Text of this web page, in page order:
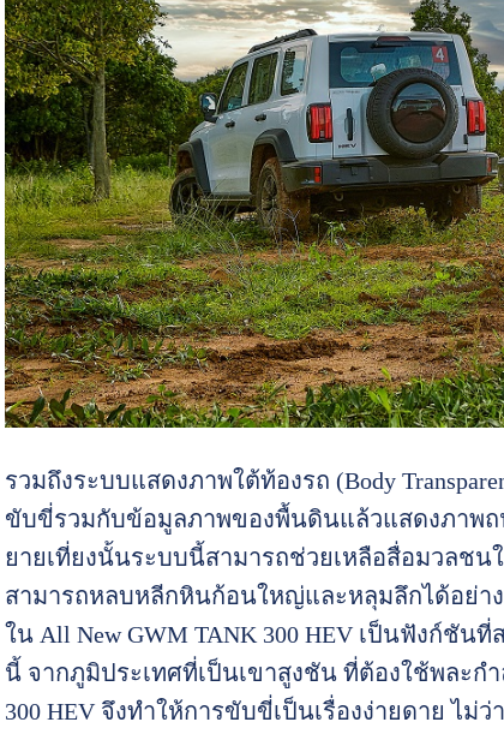
รวมถึงระบบแสดงภาพใต้ท้องรถ (Body
ขับขี่รวมกับข้อมูลภาพของพื้นดินแล้วแสดงภาพ
ยายเที่ยงนั้นระบบนี้สามารถช่วยเหลือสื่อมวลช
สามารถหลบหลีกหินก้อนใหญ่และหลุมลึกได้อย่
ใน All New GWM TANK 300 HEV เป็นฟังก์ชั
นี้ จากภูมิประเทศที่เป็นเขาสูงชัน ที่ต้องใช้พละก
300 HEV จึงทำให้การขับขี่เป็นเรื่องง่ายดาย ไ